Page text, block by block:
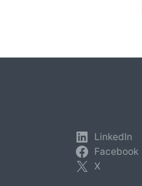
LinkedIn
Facebook
X